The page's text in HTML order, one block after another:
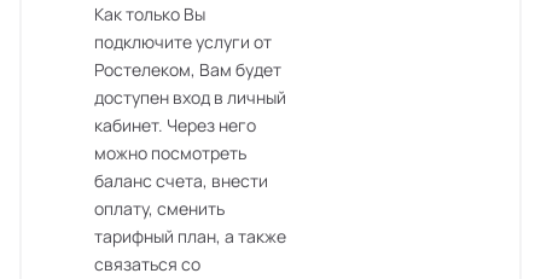
Как только Вы
подключите услуги от
Ростелеком, Вам будет
доступен вход в личный
кабинет. Через него
можно посмотреть
баланс счета, внести
оплату, сменить
тарифный план, а также
связаться со